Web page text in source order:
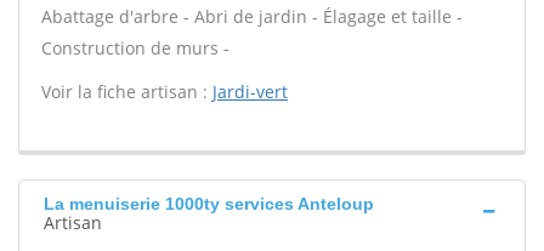
Abattage d'arbre - Abri de jardin - Élagage et taille -
Construction de murs -
Voir la fiche artisan : Jardi-vert
La menuiserie 1000ty services Anteloup
Artisan